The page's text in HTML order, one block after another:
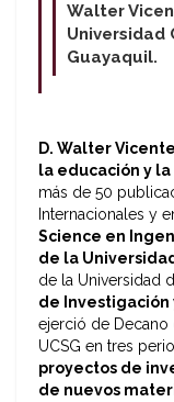
Walter
Universidad
Guayaquil.
D. Walter
la educación y
más de 50
Internacionales y
Science en
de la
de la Universidad
de Investigación
ejerció de Decano
UCSG en tres
proyectos de
de nuevos